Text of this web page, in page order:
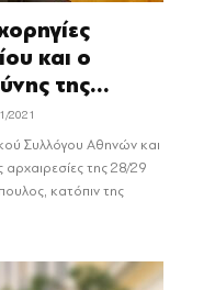
και ο
της...
2021
Συλλόγου Αθηνών και
της 28/29
κατόπιν της